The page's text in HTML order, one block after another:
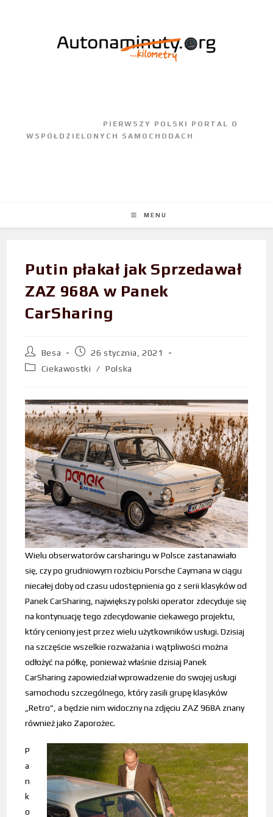
MENU
Putin płakał jak Sprzedawał
ZAZ 968A w Panek
CarSharing
Besa
26 stycznia, 2021
Ciekawostki
/ Polska
Wielu obserwatorów carsharingu w Polsce zastanawiało
się, czy po grudniowym rozbiciu Porsche Caymana w ciągu
niecałej doby od czasu udostępnienia go z serii klasyków od
Panek CarSharing, największy polski operator zdecyduje się
na kontynuację tego zdecydowanie ciekawego projektu,
który ceniony jest przez wielu użytkowników usługi. Dzisiaj
na szczęście wszelkie rozważania i wątpliwości można
odłożyć na półkę, ponieważ właśnie dzisiaj Panek
CarSharing zapowiedział wprowadzenie do swojej usługi
samochodu szczególnego, który zasili grupę klasyków
„Retro”, a będzie nim widoczny na zdjęciu ZAZ 968A znany
również jako Zaporożec.
P
a
n
k
o